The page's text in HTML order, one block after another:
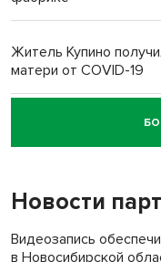
Житель Купино
матери от COVID-19
Новосибирский суд
пенсионерки на
Новости
Видеозапись
в Новосибирской